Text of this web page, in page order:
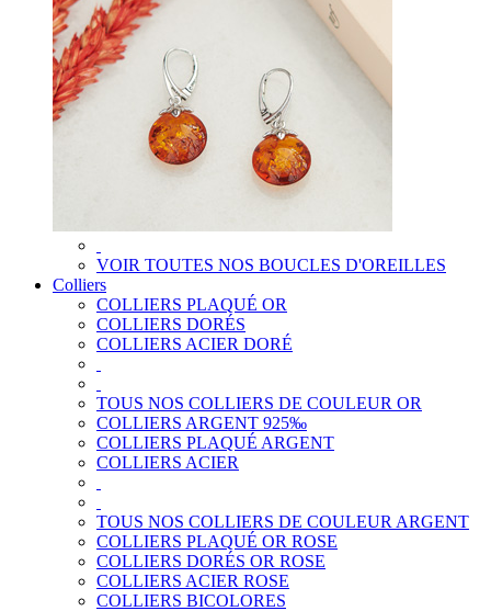
VOIR TOUTES NOS BOUCLES D'OREILLES
Colliers
COLLIERS PLAQUÉ OR
COLLIERS DORÉS
COLLIERS ACIER DORÉ
TOUS NOS COLLIERS DE COULEUR OR
COLLIERS ARGENT 925‰
COLLIERS PLAQUÉ ARGENT
COLLIERS ACIER
TOUS NOS COLLIERS DE COULEUR ARGENT
COLLIERS PLAQUÉ OR ROSE
COLLIERS DORÉS OR ROSE
COLLIERS ACIER ROSE
COLLIERS BICOLORES